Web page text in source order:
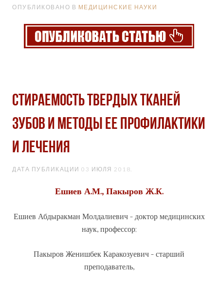
ОПУБЛИКОВАНО В МЕДИЦИНСКИЕ НАУКИ
СТИРАЕМОСТЬ ТВЕРДЫХ ТКАНЕЙ
ЗУБОВ И МЕТОДЫ ЕЕ ПРОФИЛАКТИКИ
И ЛЕЧЕНИЯ
ДАТА ПУБЛИКАЦИИ 03 ИЮЛЯ 2018.
Ешиев А.М., Пакыров Ж.К.
Ешиев Абдыракман Молдалиевич - доктор медицинских
наук, профессор;
Пакыров Женишбек Каракозуевич - старший
преподаватель,